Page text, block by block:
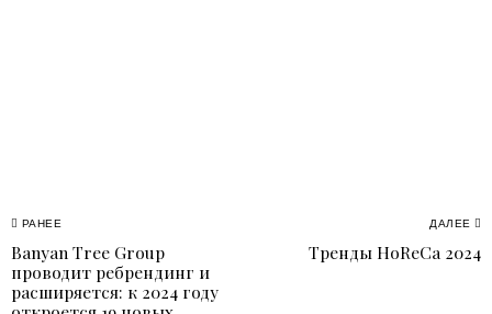
Навигация
по
РАНЕЕ
Previous
post:
Banyan Tree Group
проводит ребрендинг и
расширяется: к 2024 году
ДАЛЕЕ
Тренды HoReCa 2024